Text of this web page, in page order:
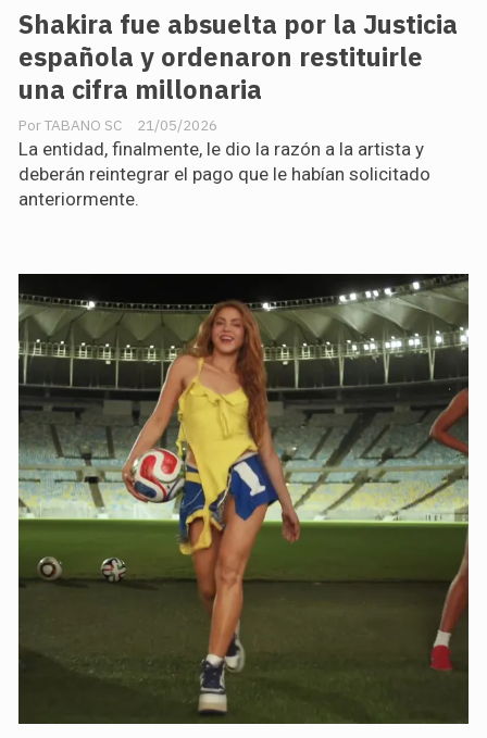
Shakira fue absuelta por la Justicia
española y ordenaron restituirle
una cifra millonaria
TABANO SC 21/05/2026
La entidad, finalmente, le dio la razón a la artista y
deberán reintegrar el pago que le habían solicitado
anteriormente.